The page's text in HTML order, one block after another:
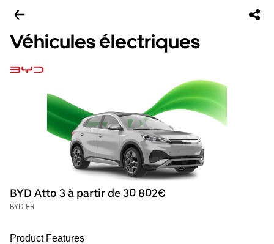
Véhicules électriques
BYD Atto 3 à partir de 30 802€
BYD FR
Product Features